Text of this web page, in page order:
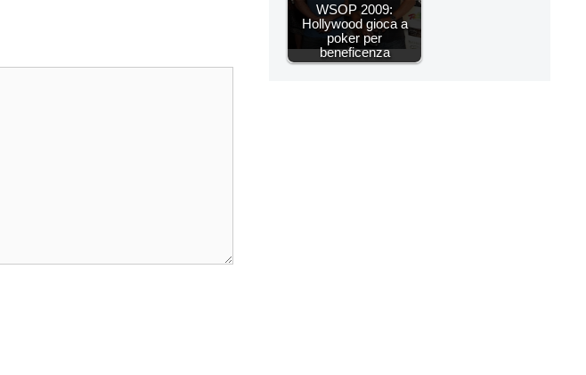
WSOP 2009:
Hollywood gioca a
poker per
beneficenza